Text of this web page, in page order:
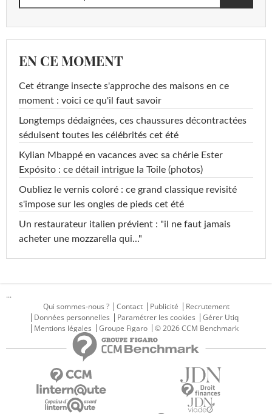
EN CE MOMENT
Cet étrange insecte s'approche des maisons en ce
moment : voici ce qu'il faut savoir
Longtemps dédaignées, ces chaussures décontractées
séduisent toutes les célébrités cet été
Kylian Mbappé en vacances avec sa chérie Ester
Expósito : ce détail intrigue la Toile (photos)
Oubliez le vernis coloré : ce grand classique revisité
s'impose sur les ongles de pieds cet été
Un restaurateur italien prévient : "il ne faut jamais
acheter une mozzarella qui..."
...
Qui sommes-nous ?
Contact Publicité
Recrutement
Données personnelles
Paramétrer les cookies
Gérer Utiq
Mentions légales
Groupe Figaro © 2026 CCM Benchmark